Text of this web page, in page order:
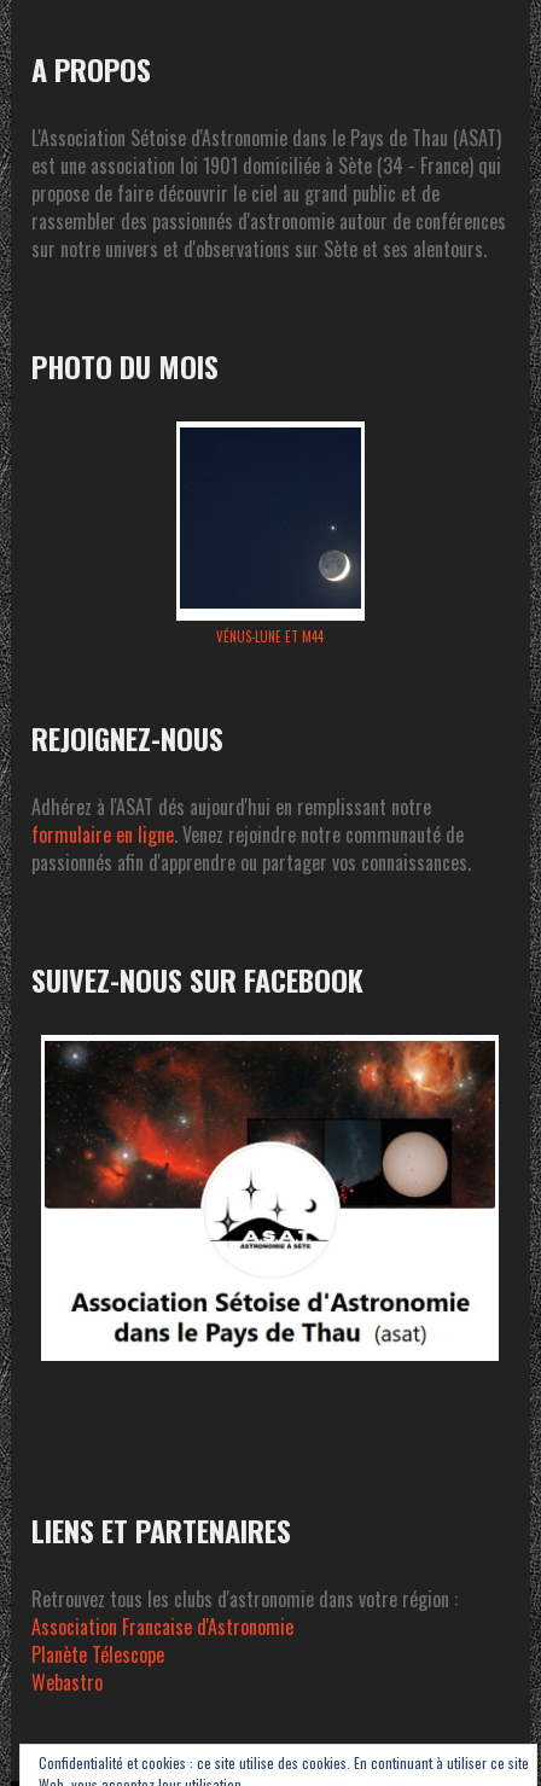
A PROPOS
L'Association Sétoise d'Astronomie dans le Pays de Thau (ASAT)
est une association loi 1901 domiciliée à Sète (34 - France) qui
propose de faire découvrir le ciel au grand public et de
rassembler des passionnés d'astronomie autour de conférences
sur notre univers et d'observations sur Sète et ses alentours.
PHOTO DU MOIS
VÉNUS-LUNE ET M44
REJOIGNEZ-NOUS
Adhérez à l'ASAT dés aujourd'hui en remplissant notre
formulaire en ligne. Venez rejoindre notre communauté de
passionnés afin d'apprendre ou partager vos connaissances.
SUIVEZ-NOUS SUR FACEBOOK
LIENS ET PARTENAIRES
Retrouvez tous les clubs d'astronomie dans votre région :
Association Francaise d'Astronomie
Planète Télescope
Webastro
Confidentialité et cookies : ce site utilise des cookies. En continuant à utiliser ce site